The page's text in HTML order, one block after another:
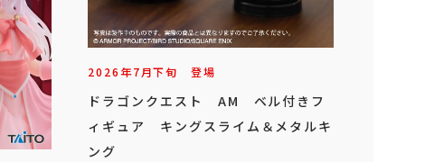
2026年7月下旬 登場
ドラゴンクエスト AM ベル付きフ
ィギュア キングスライム＆メタルキ
ング